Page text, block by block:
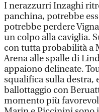
I nerazzurri Inzaghi
panchina, potrebbe
potrebbe perdere
un colpo alla caviglia.
con tutta probabilità a
Arena alle spalle di
appaiono delineate.
squalifica sulla destra,
ballottaggio con
momento più